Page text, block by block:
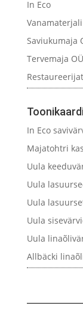
In Eco
Saviukumaja
Tervemaja OÜ
In Eco
Majatohtri
Uula
Uula
Uula
Uula
Uula
Allbäcki